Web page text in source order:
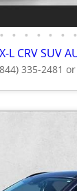
• • • • • • •
L CRV SUV